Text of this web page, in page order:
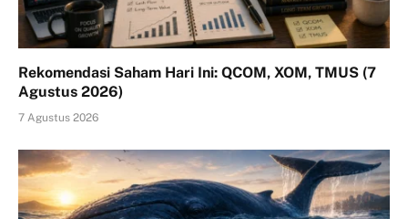
Rekomendasi Saham Hari Ini: QCOM, XOM, TMUS (7
Agustus 2026)
7 Agustus 2026